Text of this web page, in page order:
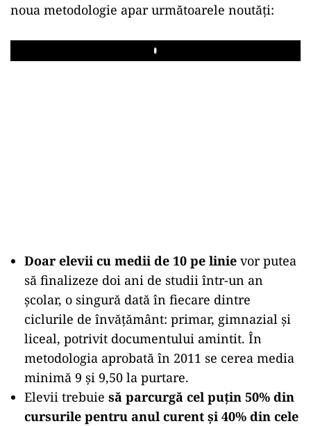
noua metodologie apar următoarele noutăți:
Play
Doar elevii cu medii de 10 pe linie vor putea
să finalizeze doi ani de studii într-un an
școlar, o singură dată în fiecare dintre
ciclurile de învăţământ: primar, gimnazial şi
liceal, potrivit documentului amintit. În
metodologia aprobată în 2011 se cerea media
minimă 9 și 9,50 la purtare.
Elevii trebuie să parcurgă cel puțin 50% din
cursurile pentru anul curent și 40% din cele